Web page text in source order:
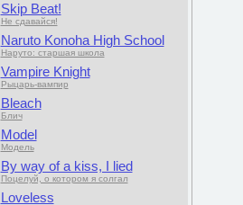
Skip Beat!
Не сдавайся!
Naruto Konoha High School
Наруто: старшая школа
Vampire Knight
Рыцарь-вампир
Bleach
Блич
Model
Модель
By way of a kiss, I lied
Поцелуй, о котором я солгал
Loveless